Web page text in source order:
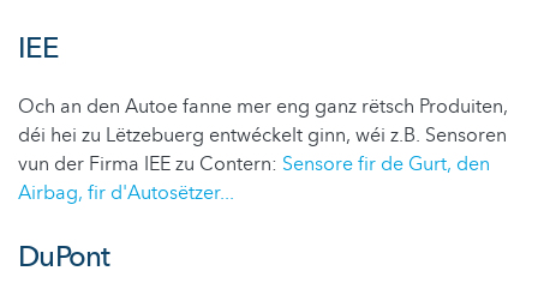
IEE
Och an den Autoe fanne mer eng ganz rëtsch Produiten,
déi hei zu Lëtzebuerg entwéckelt ginn, wéi z.B. Sensoren
vun der Firma IEE zu Contern: Sensore fir de Gurt, den
Airbag, fir d'Autosëtzer...
DuPont